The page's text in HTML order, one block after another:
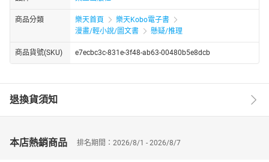
商品分類 樂天首頁
樂天Kobo電子書
漫畫/輕小說/圖文書
懸疑/推理
商品貨號(SKU) e7ecbc3c-831e-3f48-ab63-00480b5e8dcb
退換貨須知
本店熱銷商品 排名期間：2026/8/1 - 2026/8/7